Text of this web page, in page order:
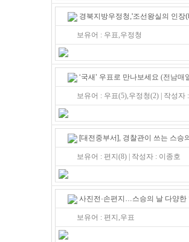
경북지방우정청,'조선왕실의 인장
보유어 : 우표,우정청
‘국새’ 우표로 만나보세요 (전남매
보유어 : 우표(5),우정청(2) | 작성자
[대전중부서], 경찰관이 쓰는 스승
보유어 : 편지(8) | 작성자 : 이종호
사진전·손편지…스승의 날 다양한
보유어 : 편지,우표